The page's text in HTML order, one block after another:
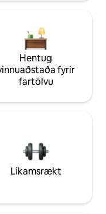
Hentug
fyrir
fartölvu
Líkamsrækt